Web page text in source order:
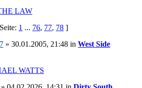
LAW
1 ... 76, 77, 78 ]
» 30.01.2005, 21:48 in West Side
WATTS